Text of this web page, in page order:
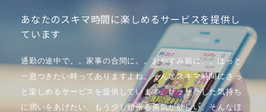
あなたのスキマ時間に楽しめるサービスを提供し
ています
通勤の途中で。。家事の合間に。。おやすみ前に。。ほっと
一息つきたい時ってありますよね。そんなスキマ時間にさっ
と楽しめるサービスを提供しています。ザラザラした気持ち
に潤いをあげたい、もう少し頑張る勇気が欲しい、そんなほ